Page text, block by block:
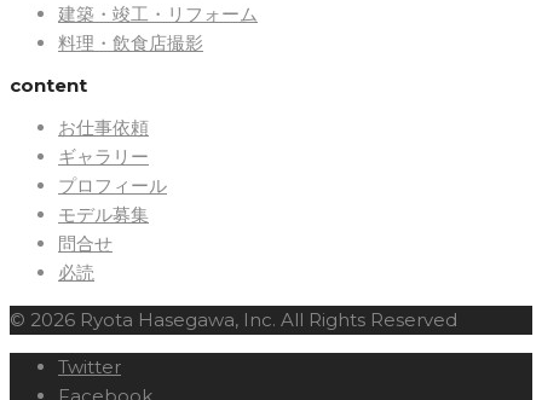
建築・竣工・リフォーム
料理・飲食店撮影
content
お仕事依頼
ギャラリー
プロフィール
モデル募集
問合せ
必読
© 2026 Ryota Hasegawa, Inc. All Rights Reserved
Twitter
Facebook